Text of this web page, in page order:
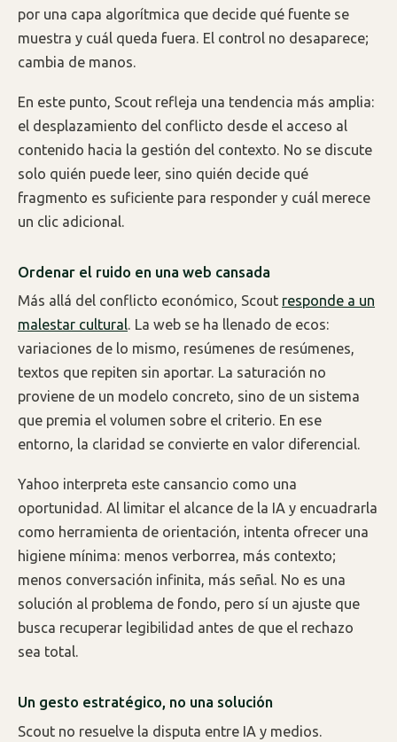
por una capa algorítmica que decide qué fuente se
muestra y cuál queda fuera. El control no desaparece;
cambia de manos.
En este punto, Scout refleja una tendencia más amplia:
el desplazamiento del conflicto desde el acceso al
contenido hacia la gestión del contexto. No se discute
solo quién puede leer, sino quién decide qué
fragmento es suficiente para responder y cuál merece
un clic adicional.
Ordenar el ruido en una web cansada
Más allá del conflicto económico, Scout responde a un
malestar cultural. La web se ha llenado de ecos:
variaciones de lo mismo, resúmenes de resúmenes,
textos que repiten sin aportar. La saturación no
proviene de un modelo concreto, sino de un sistema
que premia el volumen sobre el criterio. En ese
entorno, la claridad se convierte en valor diferencial.
Yahoo interpreta este cansancio como una
oportunidad. Al limitar el alcance de la IA y encuadrarla
como herramienta de orientación, intenta ofrecer una
higiene mínima: menos verborrea, más contexto;
menos conversación infinita, más señal. No es una
solución al problema de fondo, pero sí un ajuste que
busca recuperar legibilidad antes de que el rechazo
sea total.
Un gesto estratégico, no una solución
Scout no resuelve la disputa entre IA y medios.